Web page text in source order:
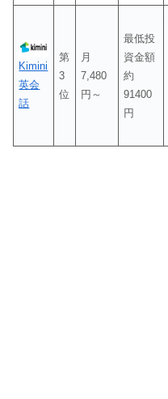
Kimini
英会
話
第
3
位
月
7,480
円～
最低投
資金額
約
91400
円